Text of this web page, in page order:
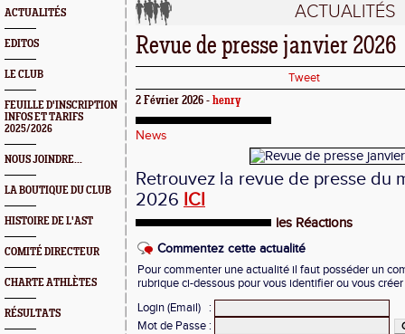
ACTUALITÉS
EDITOS
LE CLUB
FEUILLE D'INSCRIPTION
INFOS ET TARIFS
2025/2026
NOUS JOINDRE...
LA BOUTIQUE DU CLUB
HISTOIRE DE L'AST
COMITÉ DIRECTEUR
CHARTE ATHLÈTES
RÉSULTATS
ACTUALITÉS
Revue de presse janvier 2026
Tweet
2 Février 2026 - henry
News
Retrouvez la revue de presse du
2026 ICI
les Réactions
Commentez cette actualité
Pour commenter une actualité il faut posséder un
rubrique ci-dessous pour vous identifier ou vous
Login (Email)
:
Mot de Passe :